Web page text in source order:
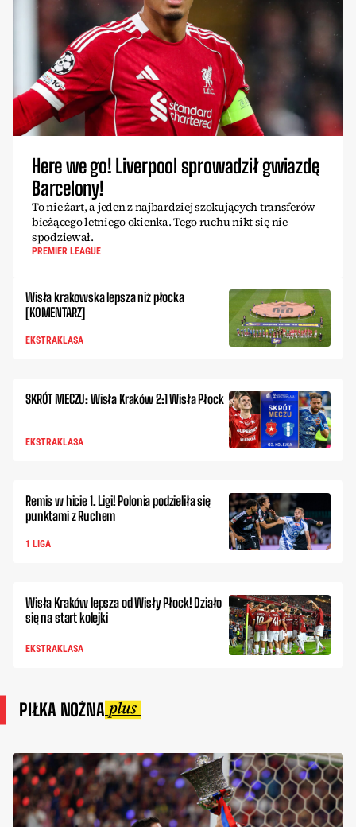
Here we go! Liverpool sprowadził gwiazdę
Barcelony!
To nie żart, a jeden z najbardziej szokujących transferów
bieżącego letniego okienka. Tego ruchu nikt się nie
spodziewał.
PREMIER LEAGUE
Wisła krakowska lepsza niż płocka
[KOMENTARZ]
EKSTRAKLASA
SKRÓT MECZU: Wisła Kraków 2:1 Wisła Płock
EKSTRAKLASA
Remis w hicie 1. Ligi! Polonia podzieliła się
punktami z Ruchem
1 LIGA
Wisła Kraków lepsza od Wisły Płock! Działo
się na start kolejki
EKSTRAKLASA
PIŁKA NOŻNA